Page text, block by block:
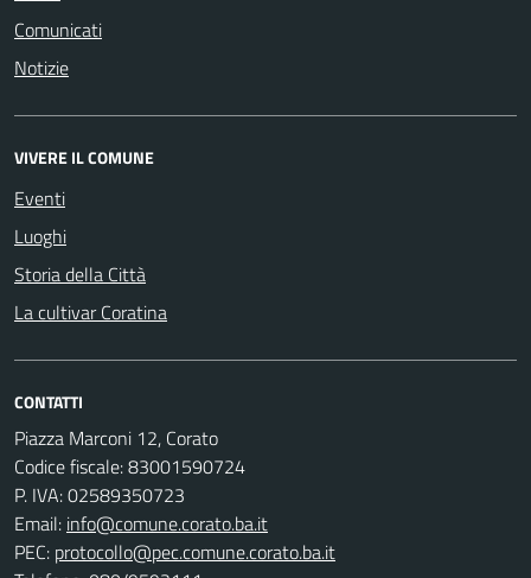
Comunicati
Notizie
VIVERE IL COMUNE
Eventi
Luoghi
Storia della Città
La cultivar Coratina
CONTATTI
Piazza Marconi 12, Corato
Codice fiscale: 83001590724
P. IVA: 02589350723
Email: info@comune.corato.ba.it
PEC: protocollo@pec.comune.corato.ba.it